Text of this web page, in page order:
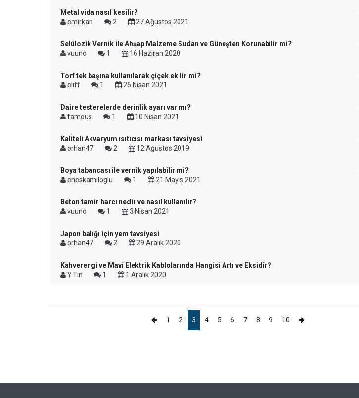
Metal vida nasıl kesilir?
emirkan
2 27 Ağustos 2021
Selülozik Vernik ile Ahşap Malzeme Sudan ve Güneşten Korunabilir mi?
vuuno
1 16 Haziran 2020
Torf tek başına kullanılarak çiçek ekilir mi?
eliff
1 26 Nisan 2021
Daire testerelerde derinlik ayarı var mı?
famous
1 10 Nisan 2021
Kaliteli Akvaryum ısıtıcısı markası tavsiyesi
orhan47
2 12 Ağustos 2019
Boya tabancası ile vernik yapılabilir mi?
eneskamiloglu
1 21 Mayıs 2021
Beton tamir harcı nedir ve nasıl kullanılır?
vuuno
1 3 Nisan 2021
Japon balığı için yem tavsiyesi
orhan47
2 29 Aralık 2020
Kahverengi ve Mavi Elektrik Kablolarında Hangisi Artı ve Eksidir?
Y.Tin
1 1 Aralık 2020
1 2 3 4 5 6 7 8 9 10